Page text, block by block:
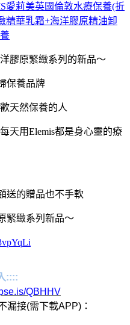
愛莉美英國倫敦水療保養(折
精華乳霜+海洋膠原精油卸
膠原緊緻系列的新品～
保養品牌
天然保養的人
天用Elemis都是身心靈的療
送的贈品也不手軟
緊緻系列新品～
::::
QBHHV
漏接(需下載APP)：